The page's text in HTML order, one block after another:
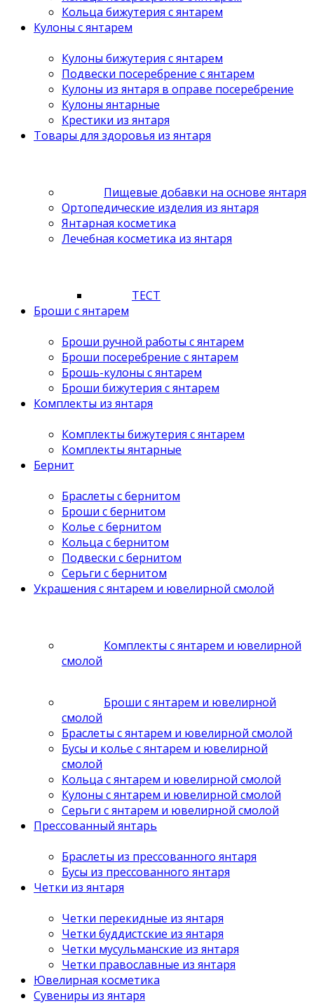
Кольца бижутерия с янтарем
Кулоны с янтарем
Кулоны бижутерия с янтарем
Подвески посеребрение с янтарем
Кулоны из янтаря в оправе посеребрение
Кулоны янтарные
Крестики из янтаря
Товары для здоровья из янтаря
Пищевые добавки на основе янтаря
Ортопедические изделия из янтаря
Янтарная косметика
Лечебная косметика из янтаря
ТЕСТ
Броши с янтарем
Броши ручной работы с янтарем
Броши посеребрение с янтарем
Брошь-кулоны с янтарем
Броши бижутерия с янтарем
Комплекты из янтаря
Комплекты бижутерия с янтарем
Комплекты янтарные
Бернит
Браслеты с бернитом
Броши с бернитом
Колье с бернитом
Кольца с бернитом
Подвески с бернитом
Серьги с бернитом
Украшения с янтарем и ювелирной смолой
Комплекты с янтарем и ювелирной
смолой
Броши с янтарем и ювелирной
смолой
Браслеты с янтарем и ювелирной смолой
Бусы и колье с янтарем и ювелирной
смолой
Кольца с янтарем и ювелирной смолой
Кулоны с янтарем и ювелирной смолой
Серьги с янтарем и ювелирной смолой
Прессованный янтарь
Браслеты из прессованного янтаря
Бусы из прессованного янтаря
Четки из янтаря
Четки перекидные из янтаря
Четки буддистские из янтаря
Четки мусульманские из янтаря
Четки православные из янтаря
Ювелирная косметика
Сувениры из янтаря